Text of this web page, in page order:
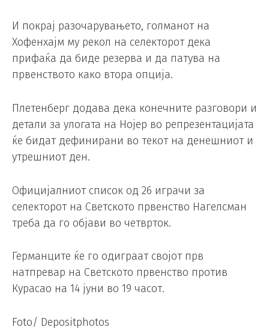
И покрај разочарувањето, голманот на
Хофенхајм му рекол на селекторот дека
прифаќа да биде резерва и да патува на
првенството како втора опција.
Плетенберг додава дека конечните разговори и
детали за улогата на Нојер во репрезентацијата
ќе бидат дефинирани во текот на денешниот и
утрешниот ден.
Официјалниот список од 26 играчи за
селекторот на Светското првенство Нагелсман
треба да го објави во четврток.
Германците ќе го одиграат својот прв
натпревар на Светското првенство против
Курасао на 14 јуни во 19 часот.
Foto/ Depositphotos